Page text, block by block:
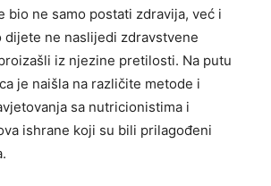
bio ne samo postati zdravija, već i
dijete ne naslijedi zdravstvene
iz njezine pretilosti. Na putu
je naišla na različite metode i
sa nutricionistima i
ishrane koji su bili prilagođeni